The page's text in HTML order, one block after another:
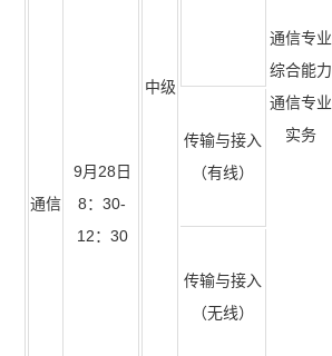
通信
9月28日
8：30-
12：30
中级
通信专业
综合能力
通信专业
实务
传输与接入
（有线）
传输与接入
（无线）